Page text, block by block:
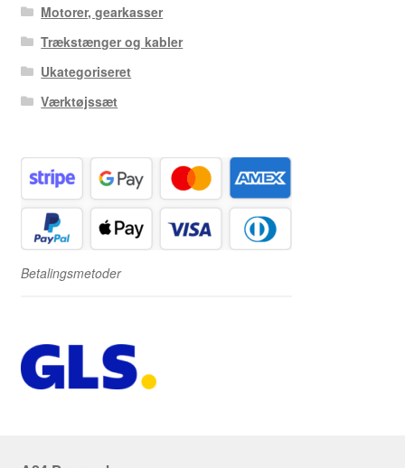
Motorer, gearkasser
Trækstænger og kabler
Ukategoriseret
Værktøjssæt
Betalingsmetoder